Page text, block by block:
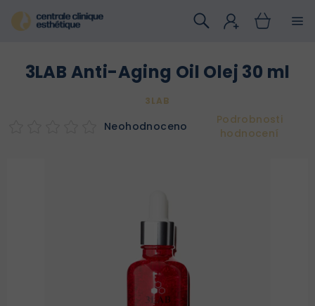
na
obsah
3LAB Anti-Aging Oil Olej 30 ml
3LAB
Neohodnoceno
Podrobnosti
hodnocení